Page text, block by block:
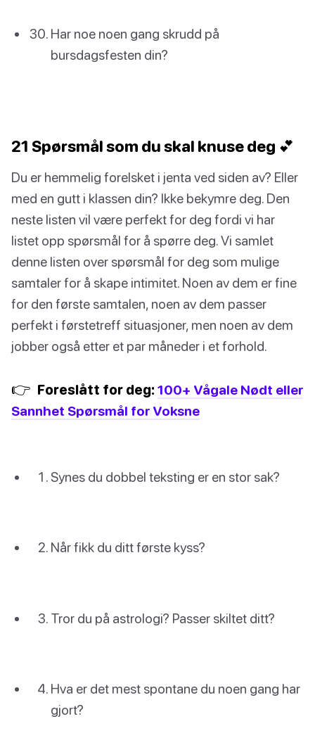
Har noe noen gang skrudd på
bursdagsfesten din?
21 Spørsmål som du skal knuse deg 💕
Du er hemmelig forelsket i jenta ved siden av? Eller
med en gutt i klassen din? Ikke bekymre deg. Den
neste listen vil være perfekt for deg fordi vi har
listet opp spørsmål for å spørre deg. Vi samlet
denne listen over spørsmål for deg som mulige
samtaler for å skape intimitet. Noen av dem er fine
for den første samtalen, noen av dem passer
perfekt i førstetreff situasjoner, men noen av dem
jobber også etter et par måneder i et forhold.
👉 Foreslått for deg: 100+ Vågale Nødt eller
Sannhet Spørsmål for Voksne
Synes du dobbel teksting er en stor sak?
Når fikk du ditt første kyss?
Tror du på astrologi? Passer skiltet ditt?
Hva er det mest spontane du noen gang har
gjort?